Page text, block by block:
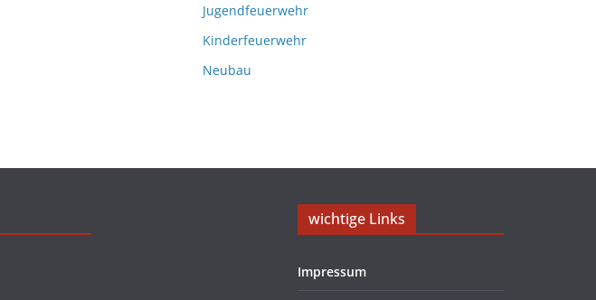
Jugendfeuerwehr
Kinderfeuerwehr
Neubau
wichtige Links
Impressum